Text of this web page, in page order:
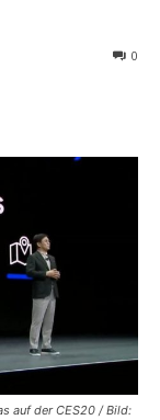
0
auf der CES20 / Bild: